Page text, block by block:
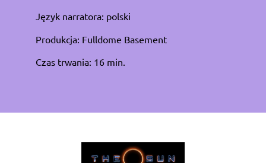
Język narratora: polski
Produkcja: Fulldome Basement
Czas trwania: 16 min.